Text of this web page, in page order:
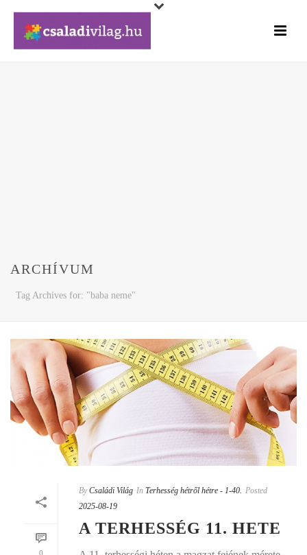
ARCHÍVUM
Tag Archives for: "baba neme"
0
By Családi Világ In Terhesség hétről hétre - 1-40.
Posted
2025-08-19
A TERHESSÉG 11. HETE